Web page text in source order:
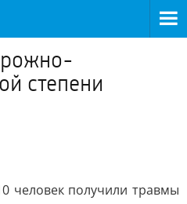
степени
человек получили травмы